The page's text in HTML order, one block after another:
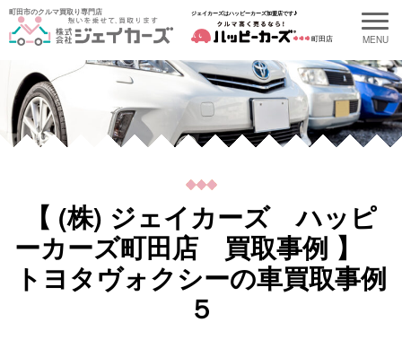
町田市のクルマ買取り専門店 ジェイカーズはハッピーカーズ加盟店です♪
町田店
【 (株) ジェイカーズ ハッピ
ーカーズ町田店 買取事例 】
トヨタヴォクシーの車買取事例
５